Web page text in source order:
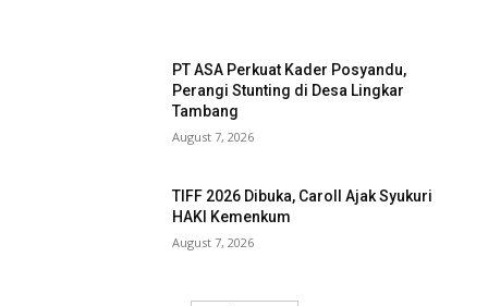
PT ASA Perkuat Kader Posyandu,
Perangi Stunting di Desa Lingkar
Tambang
August 7, 2026
TIFF 2026 Dibuka, Caroll Ajak Syukuri
HAKI Kemenkum
August 7, 2026